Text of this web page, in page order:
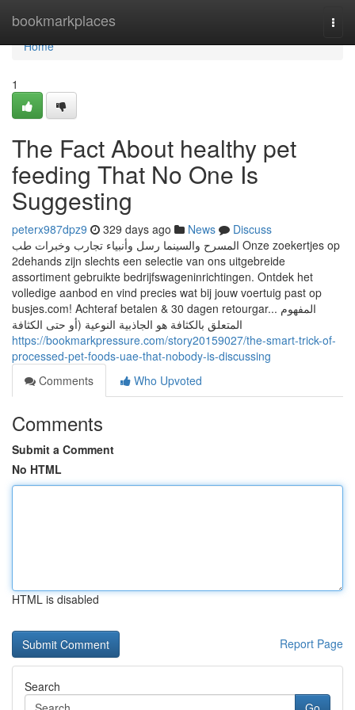
bookmarkplaces
Home
Home
1
The Fact About healthy pet
feeding That No One Is
Suggesting
peterx987dpz9 329 days ago News
Discuss
المسرح والسينما رسل وأنبياء تجارب وخبرات طب Onze zoekertjes op
2dehands zijn slechts een selectie van ons uitgebreide
assortiment gebruikte bedrijfswageninrichtingen. Ontdek het
volledige aanbod en vind precies wat bij jouw voertuig past op
busjes.com! Achteraf betalen & 30 dagen retourgar... المفهوم
المتعلق بالكثافة هو الجاذبية النوعية (أو حتى الكثافة
https://bookmarkpressure.com/story20159027/the-smart-trick-of-
processed-pet-foods-uae-that-nobody-is-discussing
Comments
Who Upvoted
Comments
Submit a Comment
No HTML
HTML is disabled
Report Page
Search